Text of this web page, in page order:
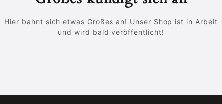
Hier bahnt sich etwas Großes an! Unser Shop ist in Arbeit
und wird bald veröffentlicht!